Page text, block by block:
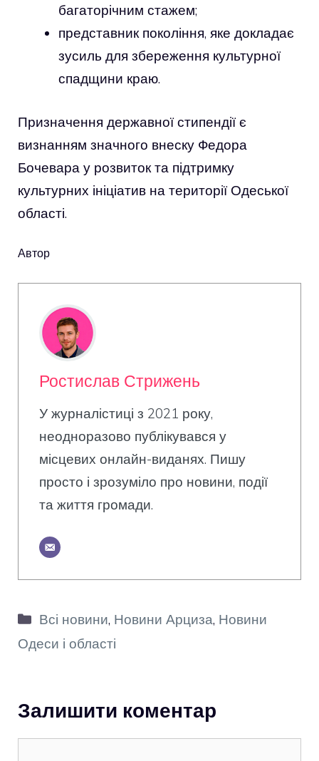
багаторічним стажем;
представник покоління, яке докладає
зусиль для збереження культурної
спадщини краю.
Призначення державної стипендії є
визнанням значного внеску Федора
Бочевара у розвиток та підтримку
культурних ініціатив на території Одеської
області.
Автор
Ростислав Стрижень
У журналістиці з 2021 року,
неодноразово публікувався у
місцевих онлайн-виданях. Пишу
просто і зрозуміло про новини, події
та життя громади.
Категорії
Всі новини, Новини Арциза, Новини
Одеси і області
Залишити коментар